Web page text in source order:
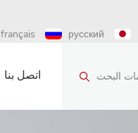
français русский
اتصل بنا